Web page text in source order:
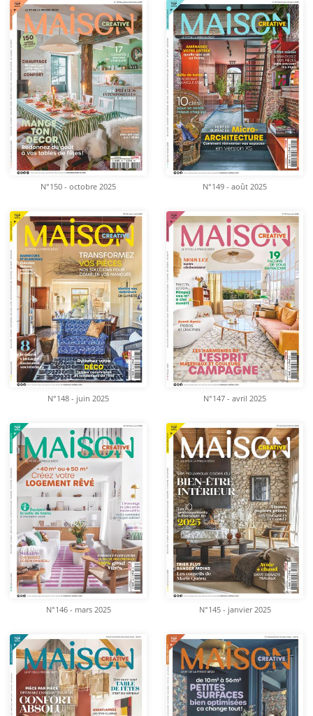
N°150 - octobre 2025 N°149 - août 2025
N°148 - juin 2025 N°147 - avril 2025
N°146 - mars 2025 N°145 - janvier 2025